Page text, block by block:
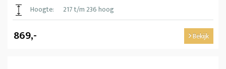
Hoogte:
217 t/m 236 hoog
869,- Bekijk